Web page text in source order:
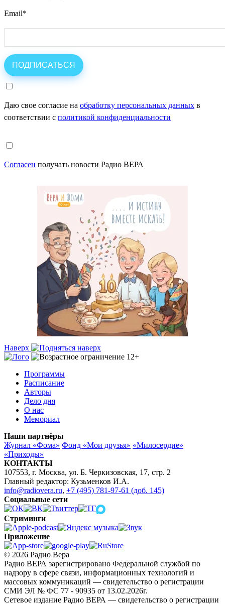
Email*
Даю свое согласие на обработку персональных данных в
соответствии с политикой конфиденциальности
Согласен получать новости Радио ВЕРА
Наверх
Программы
Расписание
Авторы
Дело дня
О нас
Мемориал
Наши партнёры
Журнал «Фома» Фонд «Мои друзья» «Милосердие»
«Приходы»
КОНТАКТЫ
107553, г. Москва, ул. Б. Черкизовская, 17, стр. 2
Главный редактор: Кузьменков И.А.
info@radiovera.ru, +7 (495) 781-97-61 (доб. 145)
Социальные сети
Стриминги
Приложение
© 2026 Радио Вера
Радио ВЕРА зарегистрировано Федеральной службой по
надзору в сфере связи, информационных технологий и
массовых коммуникаций — свидетельство о регистрации
СМИ ЭЛ № ФС 77 - 90935 от 13.02.2026г.
Сетевое издание Радио ВЕРА — свидетельство о регистрации